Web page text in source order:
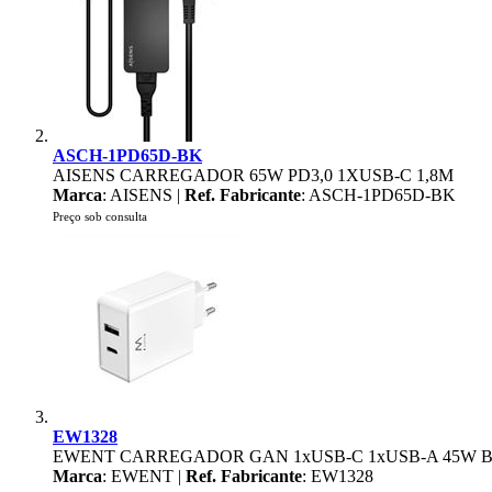
ASCH-1PD65D-BK
AISENS CARREGADOR 65W PD3,0 1XUSB-C 1,8M
Marca: AISENS | Ref. Fabricante: ASCH-1PD65D-BK
Preço sob consulta
EW1328
EWENT CARREGADOR GAN 1xUSB-C 1xUSB-A 45W
Marca: EWENT | Ref. Fabricante: EW1328